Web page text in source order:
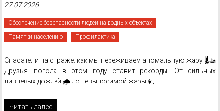
27.07.2026
Обеспечение безопасности людей на водных объектах
Памятки населению Профилактика
Спасатели на страже: как мы переживаем аномальную жару 🌡️🚤
Друзья, погода в этом году ставит рекорды! От сильных
ливневых дождей 🌧️ до невыносимой жары☀️,
Читать далее